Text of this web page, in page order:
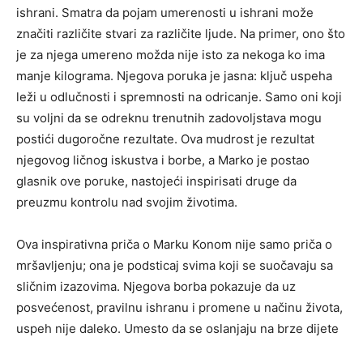
ishrani. Smatra da pojam umerenosti u ishrani može
značiti različite stvari za različite ljude. Na primer, ono što
je za njega umereno možda nije isto za nekoga ko ima
manje kilograma. Njegova poruka je jasna: ključ uspeha
leži u odlučnosti i spremnosti na odricanje. Samo oni koji
su voljni da se odreknu trenutnih zadovoljstava mogu
postići dugoročne rezultate. Ova mudrost je rezultat
njegovog ličnog iskustva i borbe, a Marko je postao
glasnik ove poruke, nastojeći inspirisati druge da
preuzmu kontrolu nad svojim životima.
Ova inspirativna priča o Marku Konom nije samo priča o
mršavljenju; ona je podsticaj svima koji se suočavaju sa
sličnim izazovima. Njegova borba pokazuje da uz
posvećenost, pravilnu ishranu i promene u načinu života,
uspeh nije daleko. Umesto da se oslanjaju na brze dijete